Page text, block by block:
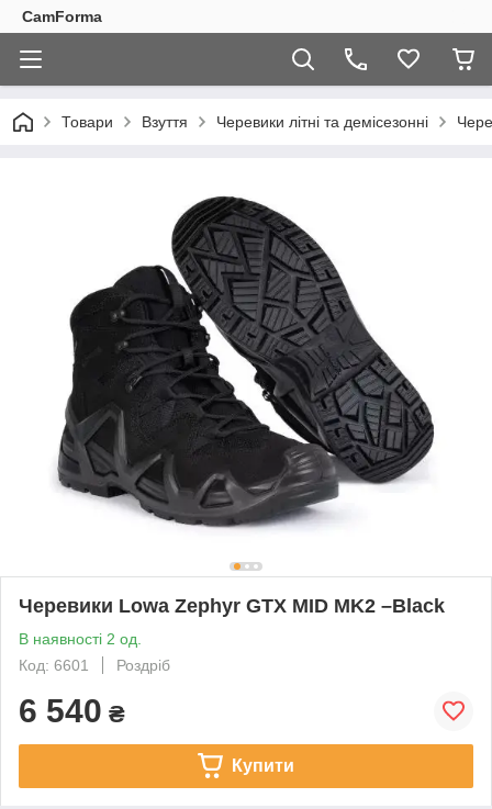
CamForma
Товари Взуття Черевики літні та демісезонні
Черевики Lowa Zephyr GTX MID MK2 –Black
В наявності 2 од.
Код: 6601
Роздріб
6 540 ₴
Купити